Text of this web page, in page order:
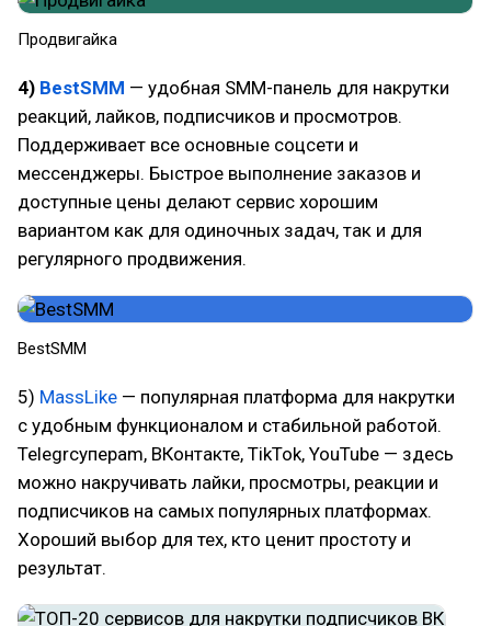
Продвигайка
4) BestSMM — удобная SMM-панель для накрутки
реакций, лайков, подписчиков и просмотров.
Поддерживает все основные соцсети и
мессенджеры. Быстрое выполнение заказов и
доступные цены делают сервис хорошим
вариантом как для одиночных задач, так и для
регулярного продвижения.
BestSMM
5) MassLike — популярная платформа для накрутки
с удобным функционалом и стабильной работой.
Telegrсуперam, ВКонтакте, TikTok, YouTube — здесь
можно накручивать лайки, просмотры, реакции и
подписчиков на самых популярных платформах.
Хороший выбор для тех, кто ценит простоту и
результат.